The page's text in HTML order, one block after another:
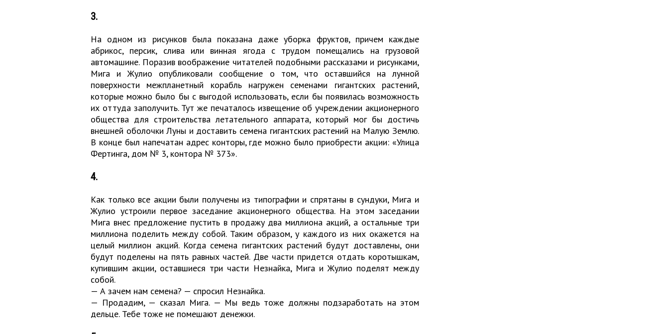
3.
На одном из рисунков была показана даже уборка фруктов, причем каждые
абрикос, персик, слива или винная ягода с трудом помещались на грузовой
автомашине. Поразив воображение читателей подобными рассказами и рисунками,
Мига и Жулио опубликовали сообщение о том, что оставшийся на лунной
поверхности межпланетный корабль нагружен семенами гигантских растений,
которые можно было бы с выгодой использовать, если бы появилась возможность
их оттуда заполучить. Тут же печаталось извещение об учреждении акционерного
общества для строительства летательного аппарата, который мог бы достичь
внешней оболочки Луны и доставить семена гигантских растений на Малую Землю.
В конце был напечатан адрес конторы, где можно было приобрести акции: «Улица
Фертинга, дом № 3, контора № 373».
4.
Как только все акции были получены из типографии и спрятаны в сундуки, Мига и
Жулио устроили первое заседание акционерного общества. На этом заседании
Мига внес предложение пустить в продажу два миллиона акций, а остальные три
миллиона поделить между собой. Таким образом, у каждого из них окажется на
целый миллион акций. Когда семена гигантских растений будут доставлены, они
будут поделены на пять равных частей. Две части придется отдать коротышкам,
купившим акции, оставшиеся три части Незнайка, Мига и Жулио поделят между
собой.
— А зачем нам семена? — спросил Незнайка.
— Продадим, — сказал Мига. — Мы ведь тоже должны подзаработать на этом
дельце. Тебе тоже не помешают денежки.